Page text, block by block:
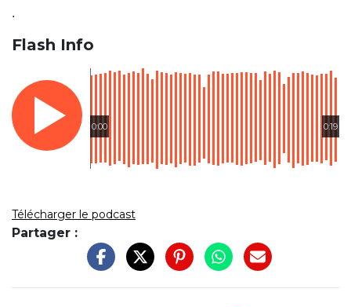
.
Flash Info
0:00 0:19
Télécharger le podcast
Partager :